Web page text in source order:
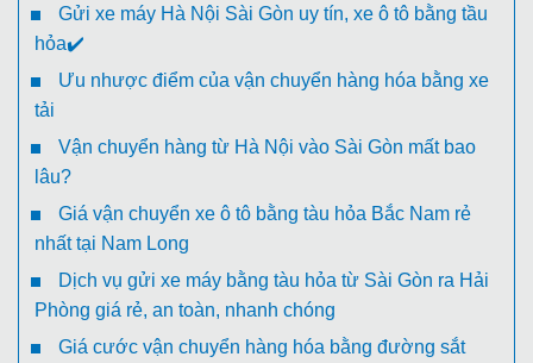
Gửi xe máy Hà Nội Sài Gòn uy tín, xe ô tô bằng tầu
hỏa✔️
Ưu nhược điểm của vận chuyển hàng hóa bằng xe
tải
Vận chuyển hàng từ Hà Nội vào Sài Gòn mất bao
lâu?
Giá vận chuyển xe ô tô bằng tàu hỏa Bắc Nam rẻ
nhất tại Nam Long
Dịch vụ gửi xe máy bằng tàu hỏa từ Sài Gòn ra Hải
Phòng giá rẻ, an toàn, nhanh chóng
Giá cước vận chuyển hàng hóa bằng đường sắt